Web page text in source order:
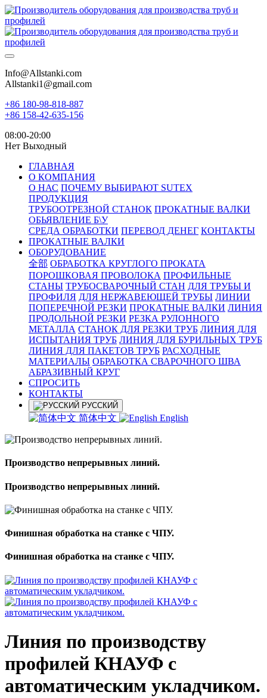
Info@Allstanki.com
Allstanki1@gmail.com
+86 180-98-818-887
+86 158-42-635-156
08:00-20:00
Нет Выходный
ГЛАВНАЯ
О КОМПАНИЯ
О НАС ПОЧЕМУ ВЫБИРАЮТ SUTEX
ПРОДУКЦИЯ
ТРУБООТРЕЗНОЙ СТАНОК ПРОКАТНЫЕ ВАЛКИ
ОБЬЯВЛЕНИЕ Б\У
СРЕДА ОБРАБОТКИ ПЕРЕВОД ДЕНЕГ КОНТАКТЫ
ПРОКАТНЫЕ ВАЛКИ
ОБОРУДОВАНИЕ
全部 ОБРАБОТКА КРУГЛОГО ПРОКАТА
ПОРОШКОВАЯ ПРОВОЛОКА ПРОФИЛЬНЫЕ
СТАНЫ ТРУБОСВАРОЧНЫЙ СТАН ДЛЯ ТРУБЫ И
ПРОФИЛЯ ДЛЯ НЕРЖАВЕЮЩЕЙ ТРУБЫ ЛИНИИ
ПОПЕРЕЧНОЙ РЕЗКИ ПРОКАТНЫЕ ВАЛКИ ЛИНИЯ
ПРОДОЛЬНОЙ РЕЗКИ РЕЗКА РУЛОННОГО
МЕТАЛЛА СТАНОК ДЛЯ РЕЗКИ ТРУБ ЛИНИЯ ДЛЯ
ИСПЫТАНИЯ ТРУБ ЛИНИЯ ДЛЯ БУРИЛЬНЫХ ТРУБ
ЛИНИЯ ДЛЯ ПАКЕТОВ ТРУБ РАСХОДНЫЕ
МАТЕРИАЛЫ OБРАБОТКА СВАРОЧНОГО ШВА
АБРАЗИВНЫЙ КРУГ
СПРОСИТЬ
КОНТАКТЫ
РУССКИЙ
简体中文 English
Производство непрерывных линий.
Производство непрерывных линий.
Финишная обработка на станке с ЧПУ.
Финишная обработка на станке с ЧПУ.
Линия по производству
профилей КНАУФ с
автоматическим укладчиком.